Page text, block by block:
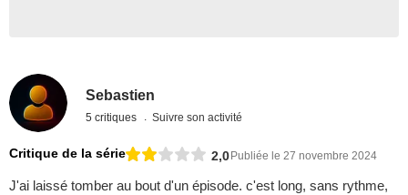
Sebastien
5 critiques Suivre son activité
Critique de la série 2,0 Publiée le 27 novembre 2024
J'ai laissé tomber au bout d'un épisode. c'est long, sans rythme,